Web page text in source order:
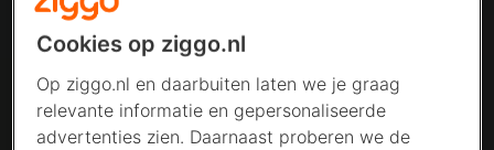
Cookies op ziggo.nl
Op ziggo.nl en daarbuiten laten we je graag
relevante informatie en gepersonaliseerde
advertenties zien. Daarnaast proberen we de